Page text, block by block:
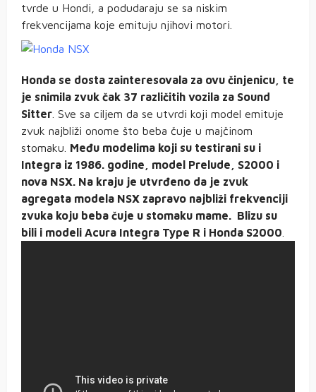
tvrde u Hondi, a podudaraju se sa niskim
frekvencijama koje emituju njihovi motori.
Honda se dosta zainteresovala za ovu činjenicu, te
je snimila zvuk čak 37 različitih vozila za Sound
Sitter . Sve sa ciljem da se utvrdi koji model emituje
zvuk najbliži onome što beba čuje u majčinom
stomaku. Među modelima koji su testirani su i
Integra iz 1986. godine, model Prelude, S2000 i
nova NSX. Na kraju je utvrđeno da je zvuk
agregata modela NSX zapravo najbliži frekvenciji
zvuka koju beba čuje u stomaku mame. Blizu su
bili i modeli Acura Integra Type R i Honda S2000